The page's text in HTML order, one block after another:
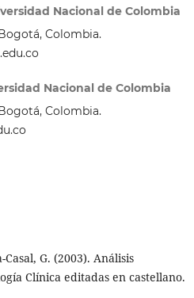
Nacional de Colombia
Colombia.
Nacional de Colombia
Colombia.
G. (2003). Análisis
Clínica editadas en castellano.